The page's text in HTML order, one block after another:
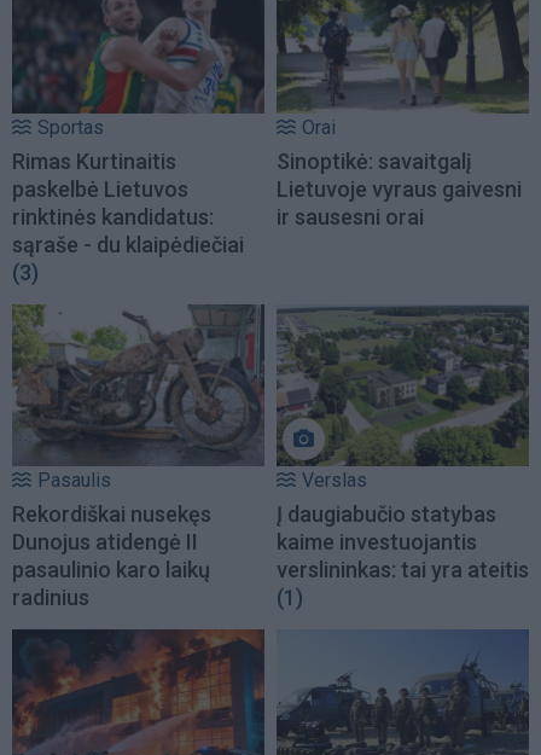
Sportas
Rimas Kurtinaitis
paskelbė Lietuvos
rinktinės kandidatus:
sąraše - du klaipėdiečiai
(3)
Orai
Sinoptikė: savaitgalį
Lietuvoje vyraus gaivesni
ir sausesni orai
Pasaulis
Rekordiškai nusekęs
Dunojus atidengė II
pasaulinio karo laikų
radinius
Verslas
Į daugiabučio statybas
kaime investuojantis
verslininkas: tai yra ateitis
(1)